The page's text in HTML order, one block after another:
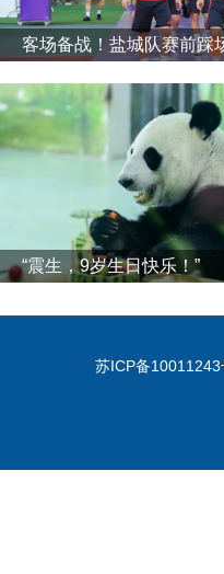
客场备战！盐城队赛前踩
“震生，9岁生日快乐！”
苏ICP备10011243